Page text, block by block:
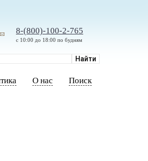
8-(800)-100-2-765
с 10:00 до 18:00 по будням
О нас Поиск